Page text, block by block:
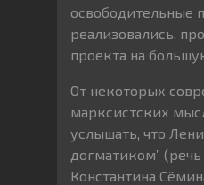
освободительные
реализовались,
проекта на
От некоторых
марксистских
услышать, что
догматиком”
Константина